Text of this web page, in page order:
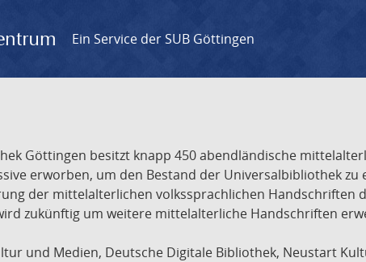
Ein Service der SUB Göttingen
Göttingen besitzt knapp 450 abendländische
erworben, um den Bestand der Universalbibliothek zu
der mittelalterlichen volkssprachlichen Handschriften
zukünftig um weitere mittelalterliche Handschriften
und Medien, Deutsche Digitale Bibliothek, Neustart